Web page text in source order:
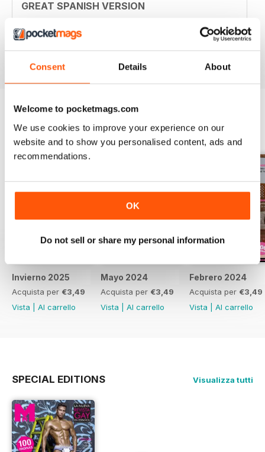
Consent Details About
Welcome to pocketmags.com
We use cookies to improve your experience on our
website and to show you personalised content, ads and
recommendations.
OK
Do not sell or share my personal information
GREAT SPANISH VERSION
photojournalism
Recensito 13 settembre 2017
EDIZIONI INDIETRO Visualizza tutti
Invierno 2025
Acquista per €3,49
Vista
Al carrello
Mayo 2024
Acquista per €3,49
Vista
Al carrello
Febrero 2024
Acquista per €3,49
Vista
Al carrello
SPECIAL EDITIONS Visualizza tutti